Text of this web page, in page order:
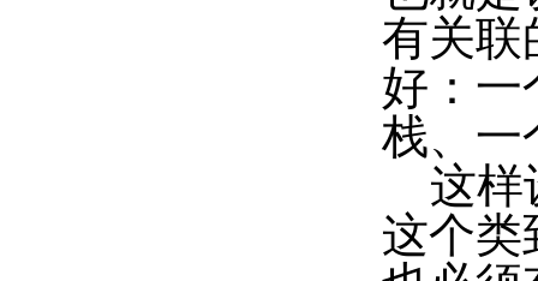
有关联
好：一
栈、一
这样
这个类